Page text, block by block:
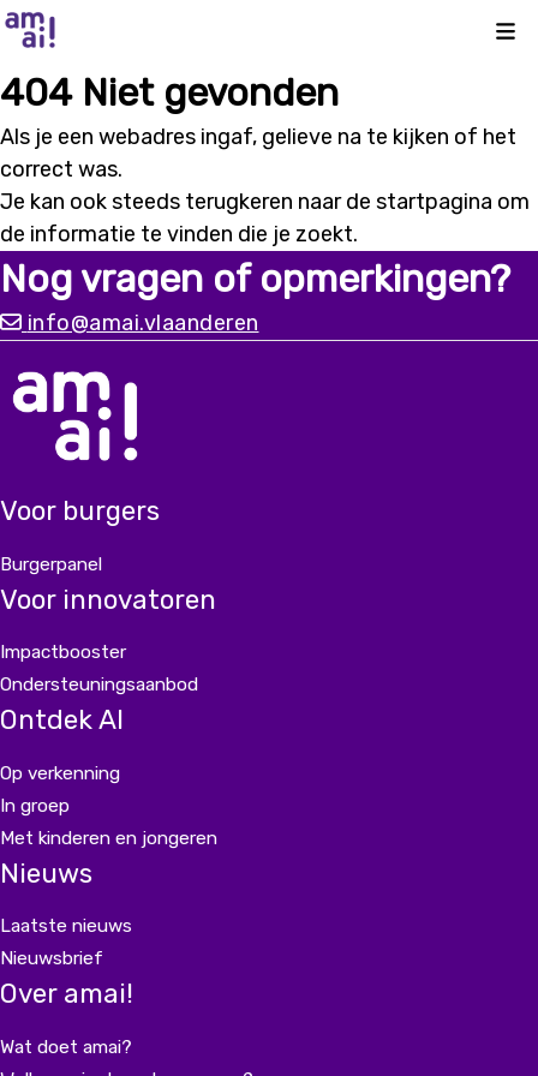
404 Niet gevonden
Als je een webadres ingaf, gelieve na te kijken of het
correct was.
Je kan ook steeds terugkeren naar de startpagina om
de informatie te vinden die je zoekt.
Nog vragen of opmerkingen?
info@amai.vlaanderen
Voor burgers
Burgerpanel
Voor innovatoren
Impactbooster
Ondersteuningsaanbod
Ontdek AI
Op verkenning
In groep
Met kinderen en jongeren
Nieuws
Laatste nieuws
Nieuwsbrief
Over amai!
Wat doet amai?